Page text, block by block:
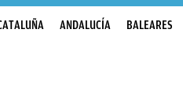
ANDALUCÍA BALEARES